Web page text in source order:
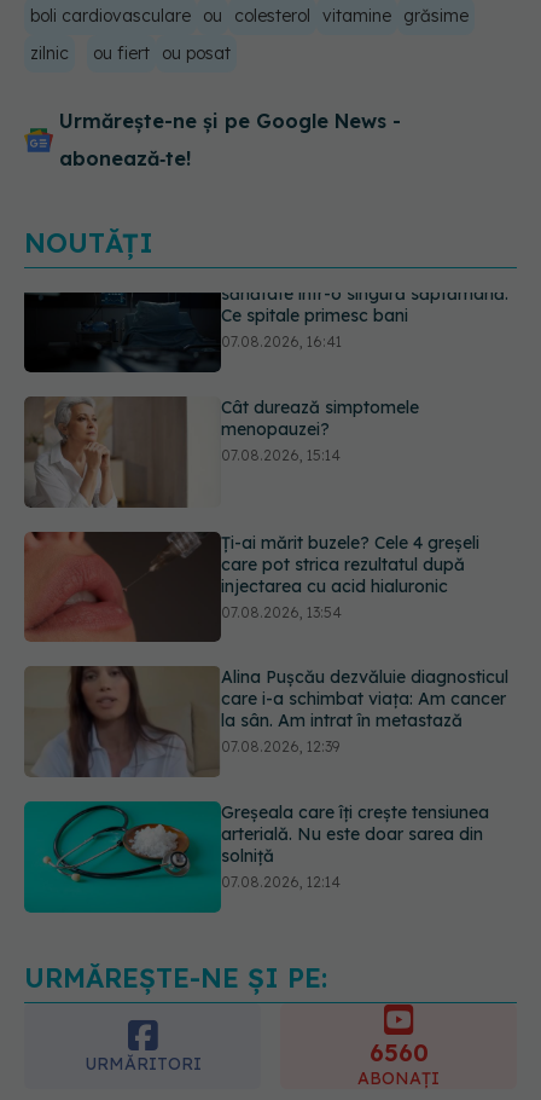
boli cardiovasculare ou colesterol vitamine
grăsime
zilnic
ou fiert ou posat
Urmărește-ne și pe Google News -
abonează‑te!
NOUTĂȚI
Cât durează simptomele
menopauzei?
Ți-ai mărit buzele? Cele 4 greșeli
07.08.2026, 13:54
Alina Pușcău dezvăluie diagnosticul
care i-a schimbat viața: Am cancer
07.08.2026, 12:39
Greșeala care îți crește tensiunea
arterială. Nu este doar sarea din
07.08.2026, 12:14
PNRR: 174 de milioane de lei pentru
sănătate într-o singură săptămână.
URMĂREȘTE-NE ȘI PE:
URMĂRITORI 6560
ABONAȚI